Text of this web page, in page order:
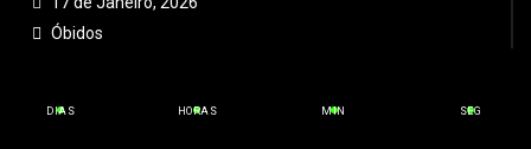
Óbidos
DIAS HORAS MIN SEG